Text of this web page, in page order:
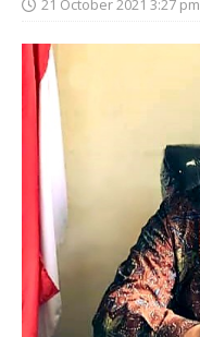
21 October 2021 3:27 pm